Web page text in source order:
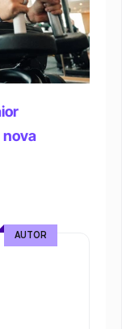
nova
AUTOR